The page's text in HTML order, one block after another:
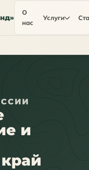
О
нас
Услуги
и